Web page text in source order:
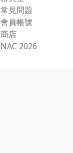
常見問題
會員帳號
商店
NAC 2026